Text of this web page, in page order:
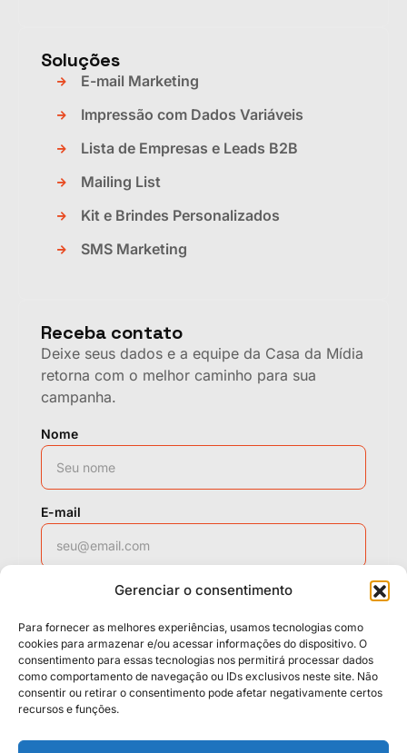
Gerenciar o consentimento
Para fornecer as melhores experiências, usamos tecnologias como
cookies para armazenar e/ou acessar informações do dispositivo. O
consentimento para essas tecnologias nos permitirá processar dados
como comportamento de navegação ou IDs exclusivos neste site. Não
consentir ou retirar o consentimento pode afetar negativamente certos
recursos e funções.
Soluções
E-mail Marketing
Impressão com Dados Variáveis
Lista de Empresas e Leads B2B
Mailing List
Kit e Brindes Personalizados
SMS Marketing
Receba contato
Deixe seus dados e a equipe da Casa da Mídia
retorna com o melhor caminho para sua
campanha.
Nome
E-mail
Solicitar contato
Políticas Cookies Termos